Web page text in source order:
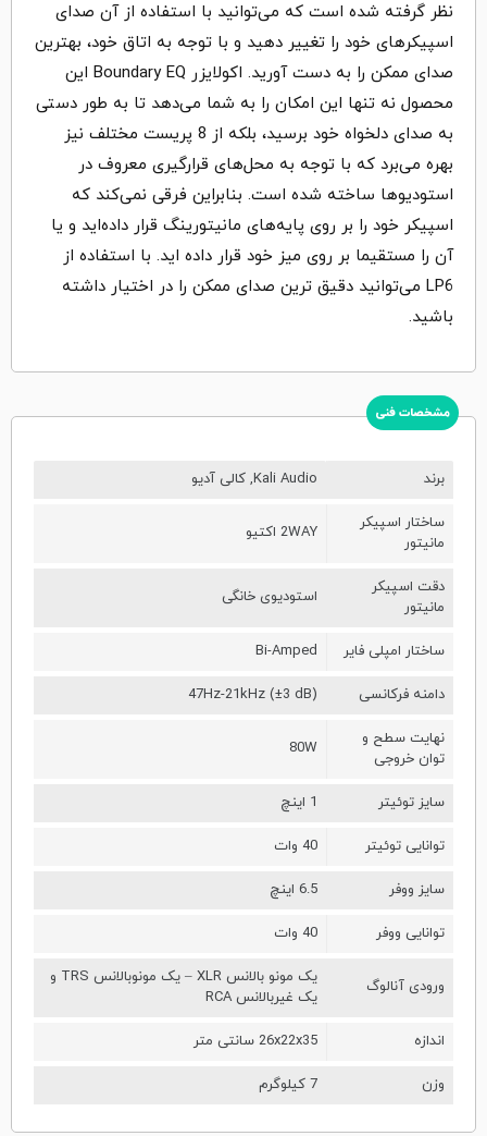
نظر گرفته شده است که می‌توانید با استفاده از آن صدای
اسپیکرهای خود را تغییر دهید و با توجه به اتاق خود، بهترین
صدای ممکن را به دست آورید. اکولایزر Boundary EQ این
محصول نه تنها این امکان را به شما می‌دهد تا به طور دستی
به صدای دلخواه خود برسید، بلکه از 8 پریست مختلف نیز
بهره می‌برد که با توجه به محل‌های قرارگیری معروف در
استودیوها ساخته شده است. بنابراین فرقی نمی‌کند که
اسپیکر خود را بر روی پایه‌های مانیتورینگ قرار داده‌اید و یا
آن را مستقیما بر روی میز خود قرار داده اید. با استفاده از
LP6 می‌توانید دقیق ترین صدای ممکن را در اختیار داشته
باشید.
مشخصات فنی
برند Kali Audio, کالی آدیو
ساختار اسپیکر
مانیتور
2WAY اکتیو
دقت اسپیکر
مانیتور
استودیوی خانگی
ساختار امپلی فایر Bi-Amped
دامنه فرکانسی 47Hz-21kHz (±3 dB)
نهایت سطح و
توان خروجی
80W
سایز توئیتر 1 اینچ
توانایی توئیتر 40 وات
سایز ووفر 6.5 اینچ
توانایی ووفر 40 وات
ورودی آنالوگ
یک مونو بالانس XLR – یک مونوبالانس TRS و
یک غیربالانس RCA
اندازه 26x22x35 سانتی متر
وزن 7 کیلوگرم